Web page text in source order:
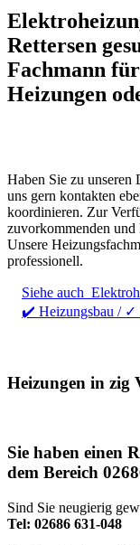
Rettersen
Fachmann
Heizungen
Haben Sie zu unseren
uns gern kontakten
koordinieren. Zur
zuvorkommenden
Unsere
professionell.
Siehe auch
✔️ Heizungsbau / ✓
Heizungen in zig
Sie haben einen
dem Bereich
Sind Sie neugierig
Tel: 02686 631-048